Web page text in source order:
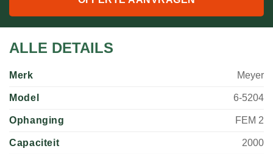
ALLE DETAILS
Merk Meyer
Model 6-5204
Ophanging FEM 2
Capaciteit 2000